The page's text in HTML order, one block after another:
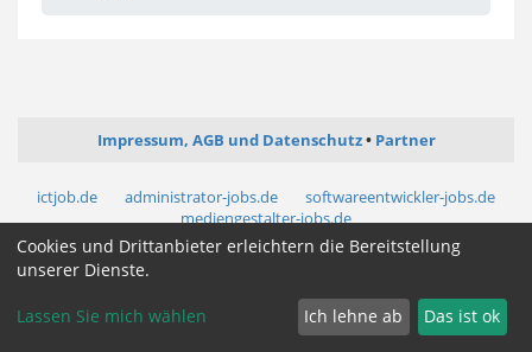
Impressum, AGB und Datenschutz Partner
ictjob.de administrator-jobs.de
softwareentwickler-jobs.de
mediengestalter-jobs.de
Cookies und Drittanbieter erleichtern die Bereitstellung
unserer Dienste.
Lassen Sie mich wählen Ich lehne ab Das ist ok